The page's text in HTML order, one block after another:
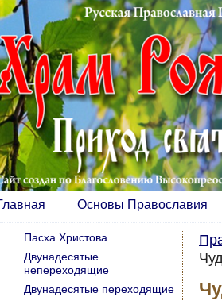
Основы Православия
Пасха Христова
Двунадесятые
непереходящие
Двунадесятые переходящие